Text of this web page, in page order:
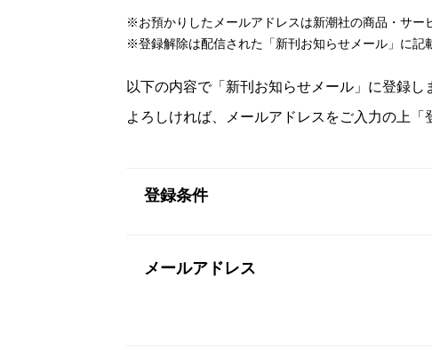
※お預かりしたメールアドレスは新潮社の商品・サー
※登録解除は配信された「新刊お知らせメール」に記
以下の内容で「新刊お知らせメール」に登録し
よろしければ、メールアドレスをご入力の上「
登録条件
メールアドレス